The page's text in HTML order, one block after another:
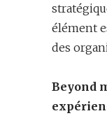
élément
des
Beyond